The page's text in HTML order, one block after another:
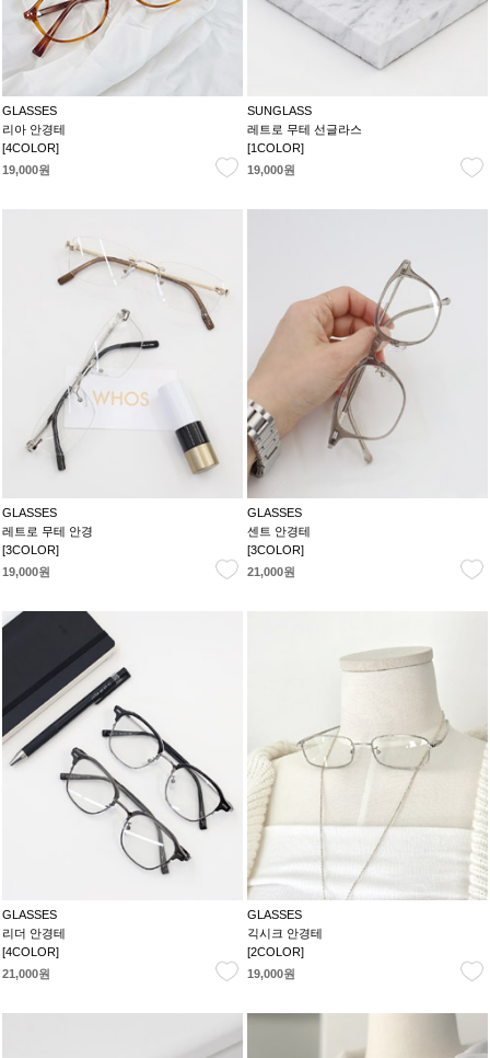
GLASSES
리아 안경테
[4COLOR]
19,000원
SUNGLASS
레트로 무테 선글라스
[1COLOR]
19,000원
GLASSES
레트로 무테 안경
[3COLOR]
19,000원
GLASSES
센트 안경테
[3COLOR]
21,000원
GLASSES
리더 안경테
[4COLOR]
21,000원
GLASSES
긱시크 안경테
[2COLOR]
19,000원